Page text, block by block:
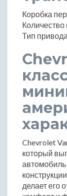
Коробка
Тип привода
Chevrolet
который
автомобиль
делает его